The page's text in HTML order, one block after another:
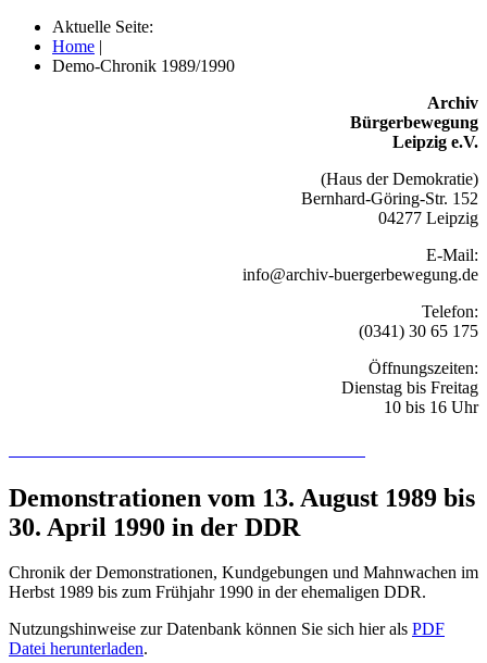
Aktuelle Seite:
Home |
Demo-Chronik 1989/1990
Archiv
Bürgerbewegung
Leipzig e.V.
(Haus der Demokratie)
Bernhard-Göring-Str. 152
04277 Leipzig
E-Mail:
info@archiv-buergerbewegung.de
Telefon:
(0341) 30 65 175
Öffnungszeiten:
Dienstag bis Freitag
10 bis 16 Uhr
Demonstrationen vom 13. August 1989 bis
30. April 1990 in der DDR
Chronik der Demonstrationen, Kundgebungen und Mahnwachen im
Herbst 1989 bis zum Frühjahr 1990 in der ehemaligen DDR.
Nutzungshinweise zur Datenbank können Sie sich hier als PDF
Datei herunterladen.